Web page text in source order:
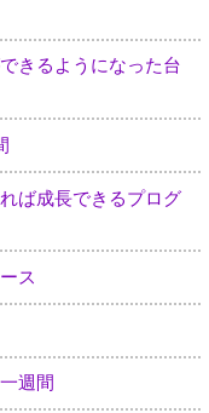
きるようになった台
ば成長できるプログ
ス
週間